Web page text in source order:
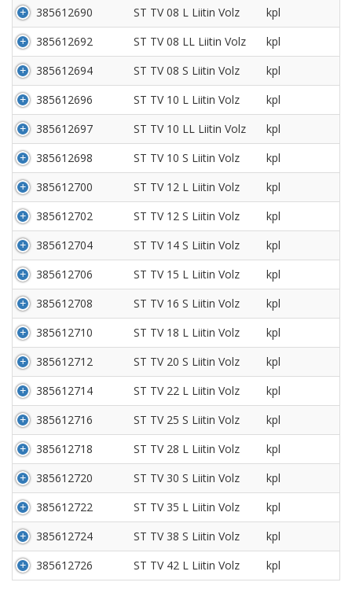
385612690
ST TV 08 L Liitin Volz
kpl
385612692
ST TV 08 LL Liitin Volz
kpl
385612694
ST TV 08 S Liitin Volz
kpl
385612696
ST TV 10 L Liitin Volz
kpl
385612697
ST TV 10 LL Liitin Volz
kpl
385612698
ST TV 10 S Liitin Volz
kpl
385612700
ST TV 12 L Liitin Volz
kpl
385612702
ST TV 12 S Liitin Volz
kpl
385612704
ST TV 14 S Liitin Volz
kpl
385612706
ST TV 15 L Liitin Volz
kpl
385612708
ST TV 16 S Liitin Volz
kpl
385612710
ST TV 18 L Liitin Volz
kpl
385612712
ST TV 20 S Liitin Volz
kpl
385612714
ST TV 22 L Liitin Volz
kpl
385612716
ST TV 25 S Liitin Volz
kpl
385612718
ST TV 28 L Liitin Volz
kpl
385612720
ST TV 30 S Liitin Volz
kpl
385612722
ST TV 35 L Liitin Volz
kpl
385612724
ST TV 38 S Liitin Volz
kpl
385612726
ST TV 42 L Liitin Volz kpl